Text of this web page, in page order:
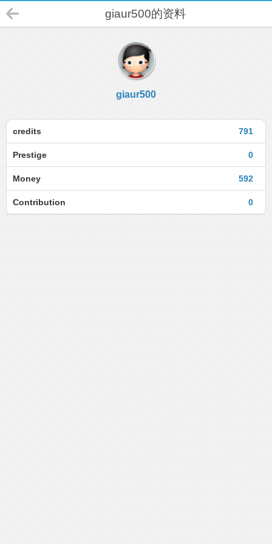
giaur500的资料
giaur500
791
credits
0
Prestige
592
Money
0
Contribution